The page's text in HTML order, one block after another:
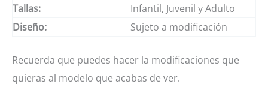
Tallas:
Infantil, Juvenil y Adulto
Diseño:
Sujeto a modificación
Recuerda que puedes hacer la modificaciones que
quieras al modelo que acabas de ver.